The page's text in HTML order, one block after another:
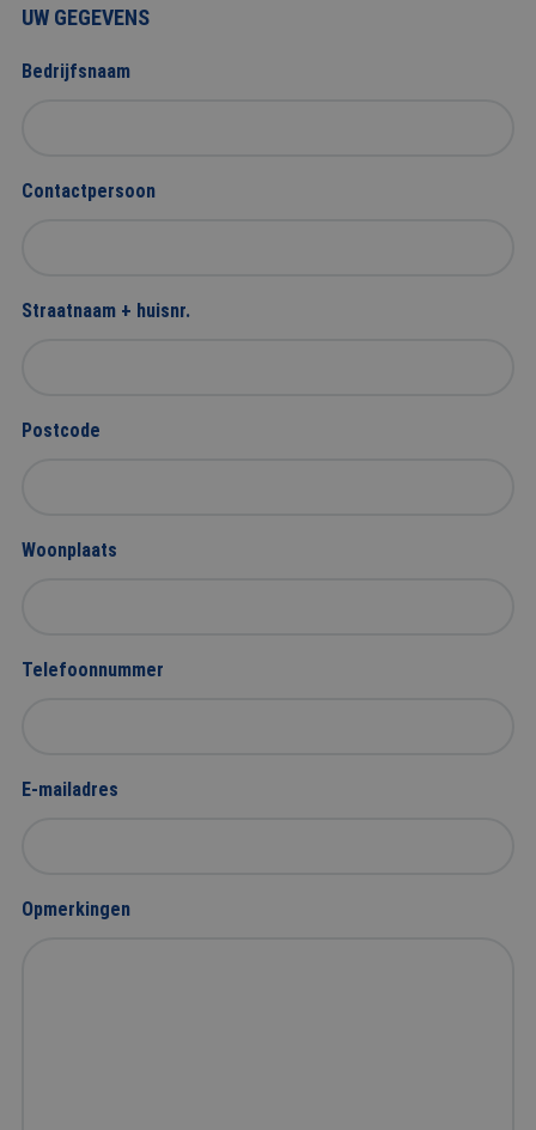
UW GEGEVENS
Bedrijfsnaam
Contactpersoon
Straatnaam + huisnr.
Postcode
Woonplaats
Telefoonnummer
E-mailadres
Opmerkingen